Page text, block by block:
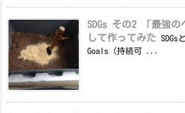
SDGs その2 「最強
して作ってみた
SDGs
Goals（持続可 ...